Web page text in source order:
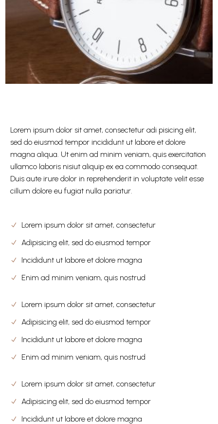
Lorem ipsum dolor sit amet, consectetur adi pisicing elit,
sed do eiusmod tempor incididunt ut labore et dolore
magna aliqua. Ut enim ad minim veniam, quis exercitation
ullamco laboris nisiut aliquip ex ea commodo consequat.
Duis aute irure dolor in reprehenderit in voluptate velit esse
cillum dolore eu fugiat nulla pariatur.
Lorem ipsum dolor sit amet, consectetur
Adipisicing elit, sed do eiusmod tempor
Incididunt ut labore et dolore magna
Enim ad minim veniam, quis nostrud
Lorem ipsum dolor sit amet, consectetur
Adipisicing elit, sed do eiusmod tempor
Incididunt ut labore et dolore magna
Enim ad minim veniam, quis nostrud
Lorem ipsum dolor sit amet, consectetur
Adipisicing elit, sed do eiusmod tempor
Incididunt ut labore et dolore magna